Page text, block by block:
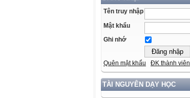
Tên truy nhập
Mật khẩu
Ghi nhớ
Quên mật khẩu ĐK thành viên
TÀI NGUYÊN DẠY HỌC